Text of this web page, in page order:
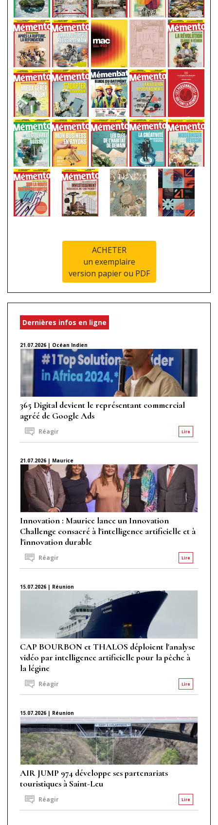
ACHETER
un exemplaire
version papier ou PDF
Dernières infos en ligne
21.07.2026 | Océan Indien
365 Digital devient le représentant commercial
agréé de Google Ads
Lire
Réagir
21.07.2026 | Maurice
Innovation : Maurice lance un Innovation
Challenge consacré à l'intelligence artificielle et à
l'innovation durable
Lire
Réagir
15.07.2026 | Réunion
CAP BOURBON et THALOS déploient l'analyse
vidéo par intelligence artificielle pour la pêche à
la légine
Lire
Réagir
15.07.2026 | Réunion
AIR JUMP 974 développe ses partenariats
touristiques à Saint-Leu
Lire
Réagir